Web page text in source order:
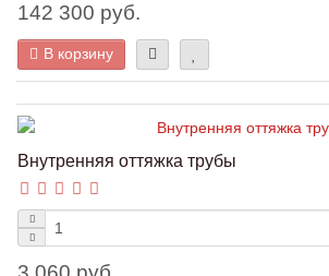
142 300 руб.
В корзину
Внутренняя оттяжка трубы